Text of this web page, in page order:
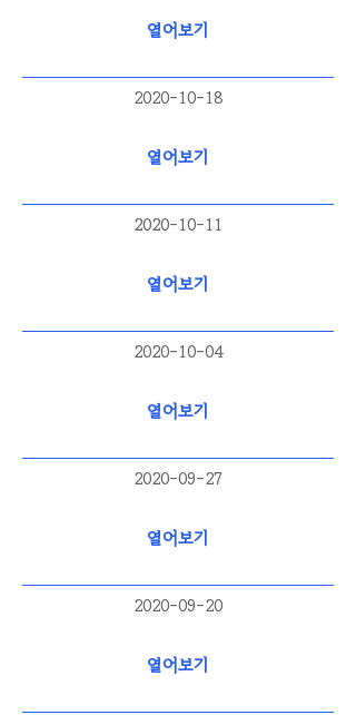
열어보기
2020-10-18
열어보기
2020-10-11
열어보기
2020-10-04
열어보기
2020-09-27
열어보기
2020-09-20
열어보기